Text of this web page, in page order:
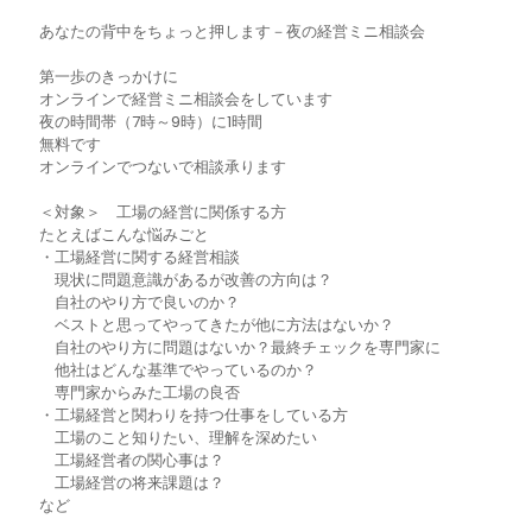
あなたの背中をちょっと押します－夜の経営ミニ相談会
第一歩のきっかけに
オンラインで経営ミニ相談会をしています
夜の時間帯（7時～9時）に1時間
無料です
オンラインでつないで相談承ります
＜対象＞ 工場の経営に関係する方
たとえばこんな悩みごと
・工場経営に関する経営相談
現状に問題意識があるが改善の方向は？
自社のやり方で良いのか？
ベストと思ってやってきたが他に方法はないか？
自社のやり方に問題はないか？最終チェックを専門家に
他社はどんな基準でやっているのか？
専門家からみた工場の良否
・工場経営と関わりを持つ仕事をしている方
工場のこと知りたい、理解を深めたい
工場経営者の関心事は？
工場経営の将来課題は？
など